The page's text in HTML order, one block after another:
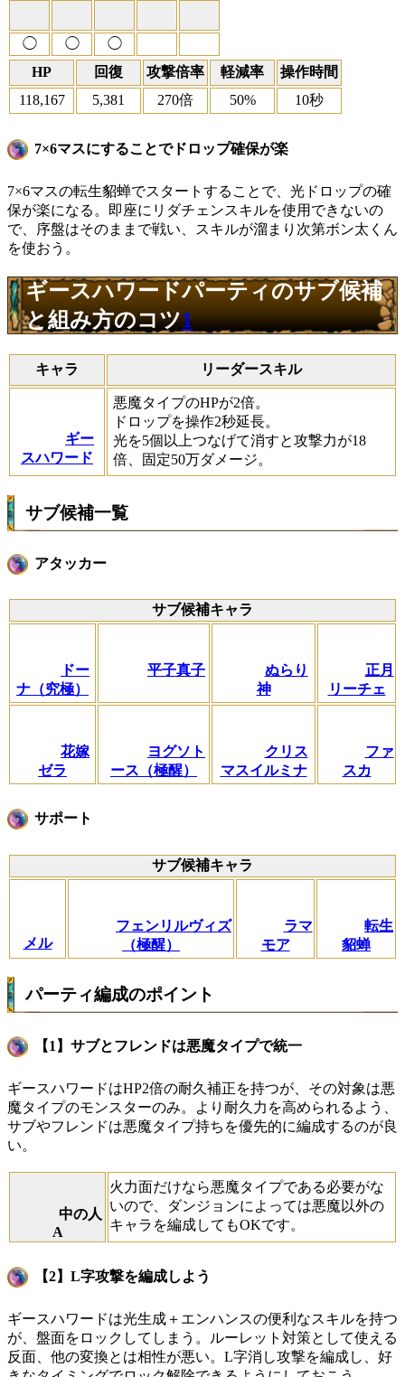
◯ ◯
◯
HP
回復 攻撃倍率 軽減率
操作時間
118,167
5,381 270倍 50% 10秒
7×6マスにすることでドロップ確保が楽
7×6マスの転生貂蝉でスタートすることで、光ドロップの確
保が楽になる。即座にリダチェンスキルを使用できないの
で、序盤はそのままで戦い、スキルが溜まり次第ボン太くん
を使おう。
ギースハワードパーティのサブ候補
と組み方のコツ1
キャラ リーダースキル
ギー
スハワード
悪魔タイプのHPが2倍。
ドロップを操作2秒延長。
光を5個以上つなげて消すと攻撃力が18
倍、固定50万ダメージ。
サブ候補一覧
アタッカー
サブ候補キャラ
ドー
ナ（究極）
平子真子
ぬらり
神
正月
リーチェ
花嫁
ゼラ
ヨグソト
ース（極醒）
クリス
マスイルミナ
ファ
スカ
サポート
サブ候補キャラ
メル
フェンリルヴィズ
（極醒）
ラマ
モア
転生
貂蝉
パーティ編成のポイント
【1】サブとフレンドは悪魔タイプで統一
ギースハワードはHP2倍の耐久補正を持つが、その対象は悪
魔タイプのモンスターのみ。より耐久力を高められるよう、
サブやフレンドは悪魔タイプ持ちを優先的に編成するのが良
い。
中の人
A
火力面だけなら悪魔タイプである必要がな
いので、ダンジョンによっては悪魔以外の
キャラを編成してもOKです。
【2】L字攻撃を編成しよう
ギースハワードは光生成＋エンハンスの便利なスキルを持つ
が、盤面をロックしてしまう。ルーレット対策として使える
反面、他の変換とは相性が悪い。L字消し攻撃を編成し、好